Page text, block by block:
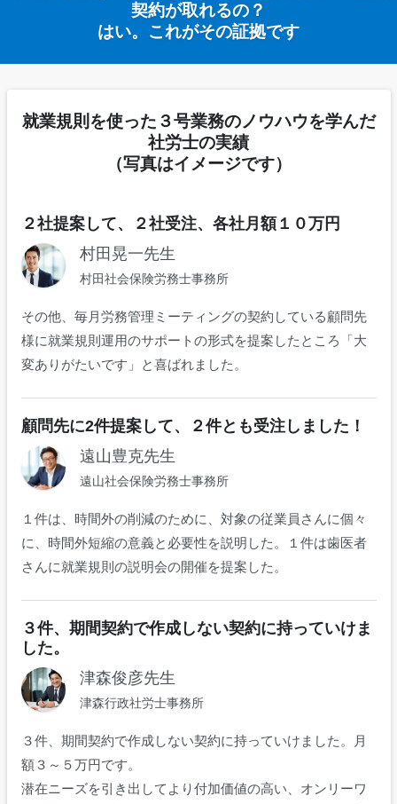
契約が取れるの？
はい。これがその証拠です
就業規則を使った３号業務のノウハウを学んだ
社労士の実績
（写真はイメージです）
２社提案して、２社受注、各社月額１０万円
村田晃一先生
村田社会保険労務士事務所
その他、毎月労務管理ミーティングの契約している顧問先
様に就業規則運用のサポートの形式を提案したところ「大
変ありがたいです」と喜ばれました。
顧問先に2件提案して、２件とも受注しました！
遠山豊克先生
遠山社会保険労務士事務所
１件は、時間外の削減のために、対象の従業員さんに個々
に、時間外短縮の意義と必要性を説明した。１件は歯医者
さんに就業規則の説明会の開催を提案した。
３件、期間契約で作成しない契約に持っていけま
した。
津森俊彦先生
津森行政社労士事務所
３件、期間契約で作成しない契約に持っていけました。月
額３～５万円です。
潜在ニーズを引き出してより付加価値の高い、オンリーワ